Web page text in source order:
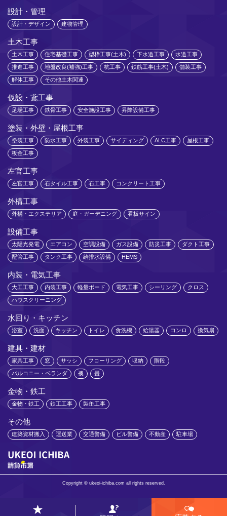
設計・管理
設計・デザイン 建物管理
土木工事
土木工事 住宅基礎工事 型枠工事(土木) 下水道工事 水道工事
推進工事 地盤改良(補強)工事 杭工事 鉄筋工事(土木) 舗装工事
解体工事 その他土木関連
仮設・鳶工事
足場工事 鉄骨工事 安全施設工事 昇降設備工事
塗装・外壁・屋根工事
塗装工事 防水工事 外装工事 サイディング ALC工事 屋根工事
板金工事
左官工事
左官工事 石タイル工事 石工事 コンクリート工事
外構工事
外構・エクステリア 庭・ガーデニング 看板サイン
設備工事
太陽光発電 エアコン 空調設備 ガス設備 防災工事 ダクト工事
配管工事 タンク工事 給排水設備 HEMS
内装・電気工事
大工工事 内装工事 軽量ボード 電気工事 シーリング クロス
ハウスクリーニング
水回り・キッチン
浴室 洗面 キッチン トイレ 食洗機 給湯器 コンロ 換気扇
建具・建材
家具工事 窓 サッシ フローリング 収納 階段
バルコニー・ベランダ 襖 畳
金物・鉄工
金物・鉄工 鉄工工事 製缶工事
その他
建築資材搬入 運送業 交通警備 ビル警備 不動産 駐車場
Copyright © ukeoi-ichiba.com all rights reserved.